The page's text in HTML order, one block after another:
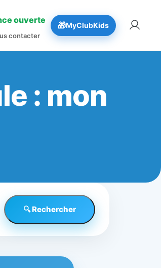
ouverte
contacter
🎁MyClubKids
: mon
🔍 Rechercher